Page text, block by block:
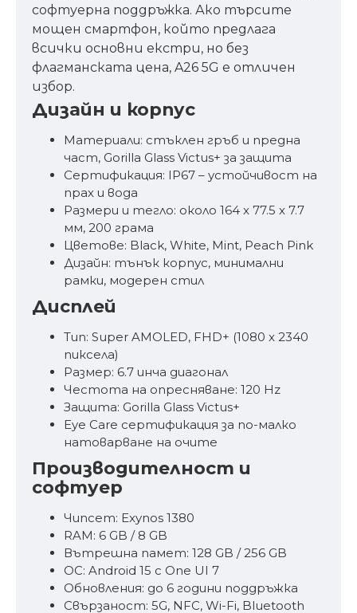
софтуерна поддръжка. Ако търсите
мощен смартфон, който предлага
всички основни екстри, но без
флагманската цена, A26 5G е отличен
избор.
Дизайн и корпус
Материали: стъклен гръб и предна
част, Gorilla Glass Victus+ за защита
Сертификация: IP67 – устойчивост на
прах и вода
Размери и тегло: около 164 x 77.5 x 7.7
мм, 200 грама
Цветове: Black, White, Mint, Peach Pink
Дизайн: тънък корпус, минимални
рамки, модерен стил
Дисплей
Тип: Super AMOLED, FHD+ (1080 x 2340
пиксела)
Размер: 6.7 инча диагонал
Честота на опресняване: 120 Hz
Защита: Gorilla Glass Victus+
Eye Care сертификация за по-малко
натоварване на очите
Производителност и
софтуер
Чипсет: Exynos 1380
RAM: 6 GB / 8 GB
Вътрешна памет: 128 GB / 256 GB
ОС: Android 15 с One UI 7
Обновления: до 6 години поддръжка
Свързаност: 5G, NFC, Wi-Fi, Bluetooth